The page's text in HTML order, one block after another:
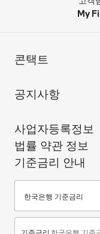
My
콘택트
공지사항
사업자등록정보
법률 약관 정보
기준금리 안내
기준금리안내
한국은행 기준금리